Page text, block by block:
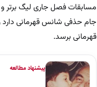
مسابقات فصل جاری لیگ برتر و
جام حذفی شانس قهرمانی دارد
قهرمانی برسد.
پیشنهاد مطالعه